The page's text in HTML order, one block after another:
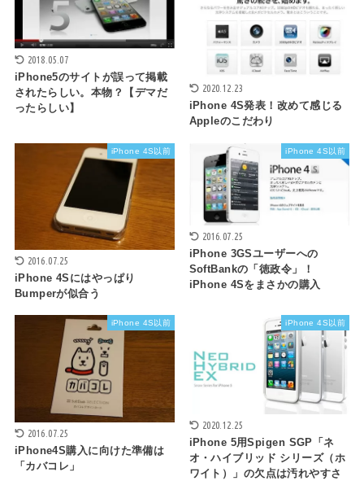
2018.05.07
iPhone5のサイトが誤って掲載
されたらしい。本物？【デマだ
ったらしい】
2020.12.23
iPhone 4S発表！改めて感じる
Appleのこだわり
iPhone 4S以前
2016.07.25
iPhone 4Sにはやっぱり
Bumperが似合う
iPhone 4S以前
2016.07.25
iPhone 3GSユーザーへの
SoftBankの「徳政令」！
iPhone 4Sをまさかの購入
iPhone 4S以前
2016.07.25
iPhone4S購入に向けた準備は
「カバコレ」
iPhone 4S以前
2020.12.25
iPhone 5用Spigen SGP「ネ
オ・ハイブリッド シリーズ（ホ
ワイト）」の欠点は汚れやすさ